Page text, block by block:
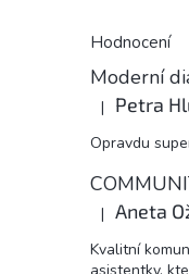
Hodnocení
Moderní
Hodnocení
| Petra
Opravdu
Hodnocení
| Aneta
Kvalitní